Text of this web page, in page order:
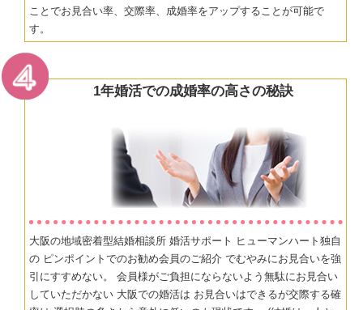
ことでお見合い率、交際率、成婚率をアップすることが可能で
す。
1年婚活での成婚率の高さの秘訣
大阪の地域密着型結婚相談所 婚活サポート ヒューマンハート独自
の ピンポイントでのお勧め会員のご紹介 でむやみにお見合いを強
引にすすめない。 会員様がご負担にならないよう無駄にお見合い
していただかない 大阪での婚活は お見合いはできるが交際する確